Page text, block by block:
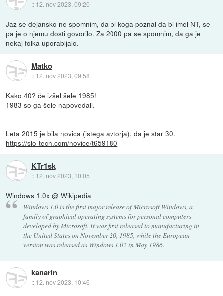
:: 12. nov 2023, 09:20
Jaz se dejansko ne spomnim, da bi koga poznal da bi imel NT, se
pa je o njemu dosti govorilo. Za 2000 pa se spomnim, da ga je
nekaj folka uporabljalo.
Matko
:: 12. nov 2023, 09:58
Kako 40? če izšel šele 1985!
1983 so ga šele napovedali.
Leta 2015 je bila novica (istega avtorja), da je star 30.
https://slo-tech.com/novice/t659180
KTr1sk
:: 12. nov 2023, 10:05
Windows 1.0x @ Wikipedia
Windows 1.0 is the first major release of Microsoft Windows, a
family of graphical operating systems for personal computers
developed by Microsoft. It was first released to manufacturing in
the United States on November 20, 1985, while the European
version was released as Windows 1.02 in May 1986.
kanarin
:: 12. nov 2023, 10:46